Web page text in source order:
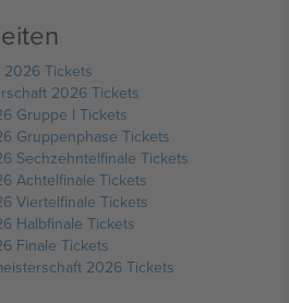
2026 Tickets
2026 Tickets
Gruppe I Tickets
Gruppenphase Tickets
Sechzehntelfinale Tickets
Achtelfinale Tickets
Viertelfinale Tickets
Halbfinale Tickets
Finale Tickets
2026 Tickets